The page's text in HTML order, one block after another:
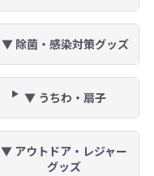
▼ 除菌・感染対策グッズ
▼ うちわ・扇子
▼ アウトドア・レジャー
グッズ